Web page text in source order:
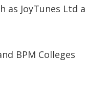
JoyTunes Ltd
BPM Colleges